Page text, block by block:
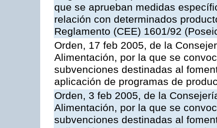
que se aprueban medidas
relación con determinados
Reglamento (CEE) 1601/92
Orden, 17 feb 2005, de la
Alimentación, por la que se
subvenciones destinadas al
aplicación de programas de
Orden, 3 feb 2005, de la
Alimentación, por la que se
subvenciones destinadas al